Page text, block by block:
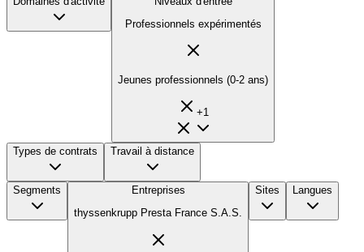
Professionnels expérimentés
Jeunes professionnels (0-2 ans)
+1
Types de contrats Travail à distance
Segments
Entreprises
thyssenkrupp Presta France S.A.S.
Sites Langues